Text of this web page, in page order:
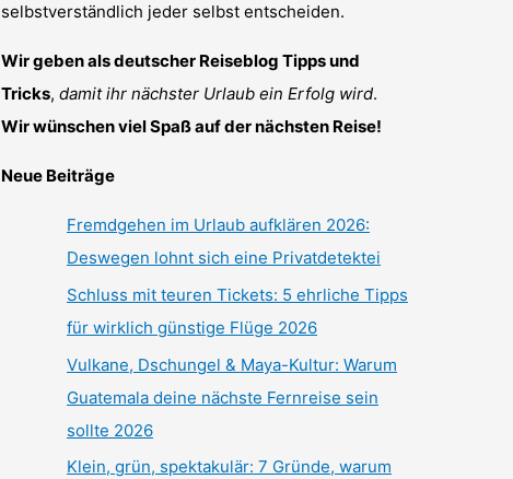
selbstverständlich jeder selbst entscheiden.
Wir geben als deutscher Reiseblog Tipps und
Tricks, damit ihr nächster Urlaub ein Erfolg wird.
Wir wünschen viel Spaß auf der nächsten Reise!
Neue Beiträge
Fremdgehen im Urlaub aufklären 2026:
Deswegen lohnt sich eine Privatdetektei
Schluss mit teuren Tickets: 5 ehrliche Tipps
für wirklich günstige Flüge 2026
Vulkane, Dschungel & Maya-Kultur: Warum
Guatemala deine nächste Fernreise sein
sollte 2026
Klein, grün, spektakulär: 7 Gründe, warum